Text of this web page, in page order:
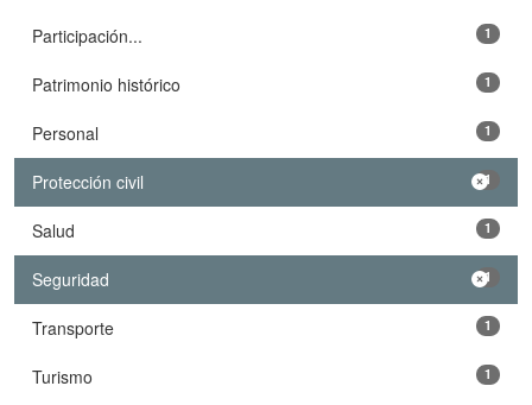
Participación... 1
Patrimonio histórico 1
Personal 1
Protección civil 1
Salud 1
Seguridad 1
Transporte 1
Turismo 1